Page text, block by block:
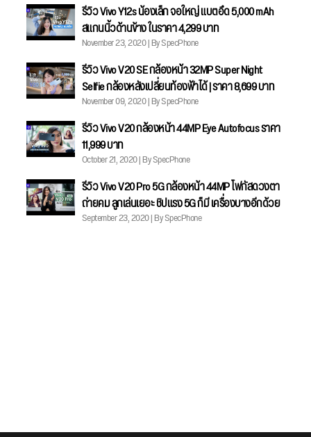
รีวิว Vivo Y12s น้องเล็ก จอใหญ่ แบตอึด 5,000 mAh
สแกนนิ้วด้านข้าง ในราคา 4,299 บาท
November 23, 2020 | By SpecPhone
รีวิว Vivo V20 SE กล้องหน้า 32MP Super Night
Selfie กล้องหลังเปลี่ยนท้องฟ้าได้ | ราคา 8,699 บาท
November 09, 2020 | By SpecPhone
รีวิว Vivo V20 กล้องหน้า 44MP Eye Autofocus ราคา
11,999 บาท
October 21, 2020 | By SpecPhone
รีวิว Vivo V20 Pro 5G กล้องหน้า 44MP โฟกัสดวงตา
ถ่ายคม ลูกเล่นเยอะ ชิปแรง 5G ก็มี เครื่องบางอีกด้วย
September 23, 2020 | By SpecPhone